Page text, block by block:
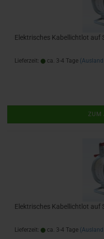
Elektrisches Kabellichtlot auf
Lieferzeit: ca. 3-4 Tage
ZUM
Elektrisches Kabellichtlot auf
Lieferzeit: ca. 3-4 Tage